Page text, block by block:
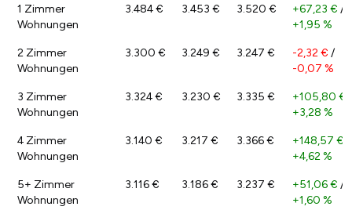
1 Zimmer
Wohnungen
3.484 € 3.453 € 3.520 € +67,23 € /
+1,95 %
2 Zimmer
Wohnungen
3.300 € 3.249 € 3.247 € -2,32 € /
-0,07 %
3 Zimmer
Wohnungen
3.324 € 3.230 € 3.335 € +105,80 €
+3,28 %
4 Zimmer
Wohnungen
3.140 € 3.217 € 3.366 € +148,57 €
+4,62 %
5+ Zimmer
Wohnungen
3.116 € 3.186 € 3.237 € +51,06 € /
+1,60 %